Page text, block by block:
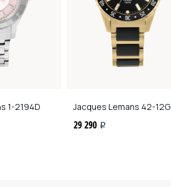
1-2194D Jacques Lemans 42-12G
29 290 i